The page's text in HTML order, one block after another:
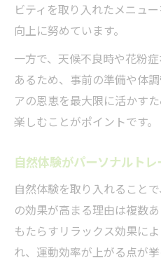
ング体験
初心者にも安心のパー
初めてでも安心な
の始め方
女性初心者向けパ
ポイント
理由
丁寧な指導が魅力
グ環境
初心者が選ぶべき
の特徴
ビティを取り入れたメニュ
向上に努めています。
一方で、天候不良時や花粉
あるため、事前の準備や体
アの恩恵を最大限に活かす
楽しむことがポイントです。
自然体験がパーソナルト
自然体験を取り入れること
の効果が高まる理由は複数
もたらすリラックス効果に
れ、運動効率が上がる点が挙